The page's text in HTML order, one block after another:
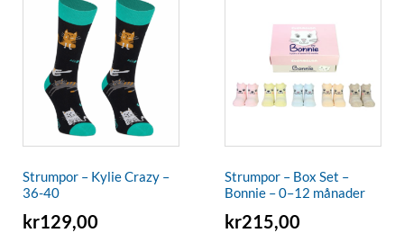
Strumpor – Kylie Crazy –
36-40
kr129,00
Strumpor – Box Set –
Bonnie – 0–12 månader
kr215,00